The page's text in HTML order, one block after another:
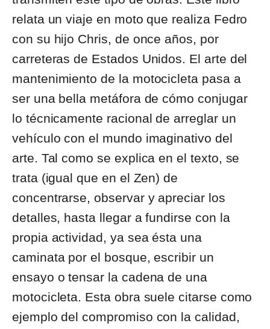
relata un viaje en moto que realiza Fedro
con su hijo Chris, de once años, por
carreteras de Estados Unidos. El arte del
mantenimiento de la motocicleta pasa a
ser una bella metáfora de cómo conjugar
lo técnicamente racional de arreglar un
vehículo con el mundo imaginativo del
arte. Tal como se explica en el texto, se
trata (igual que en el Zen) de
concentrarse, observar y apreciar los
detalles, hasta llegar a fundirse con la
propia actividad, ya sea ésta una
caminata por el bosque, escribir un
ensayo o tensar la cadena de una
motocicleta. Esta obra suele citarse como
ejemplo del compromiso con la calidad,